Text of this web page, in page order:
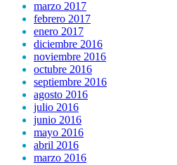
marzo 2017
febrero 2017
enero 2017
diciembre 2016
noviembre 2016
octubre 2016
septiembre 2016
agosto 2016
julio 2016
junio 2016
mayo 2016
abril 2016
marzo 2016